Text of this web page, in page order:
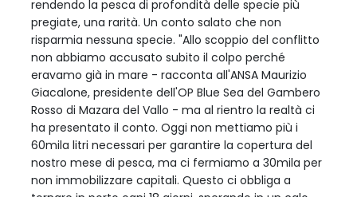
rendendo la pesca di profondità delle specie più
pregiate, una rarità. Un conto salato che non
risparmia nessuna specie. "Allo scoppio del conflitto
non abbiamo accusato subito il colpo perché
eravamo già in mare - racconta all'ANSA Maurizio
Giacalone, presidente dell'OP Blue Sea del Gambero
Rosso di Mazara del Vallo - ma al rientro la realtà ci
ha presentato il conto. Oggi non mettiamo più i
60mila litri necessari per garantire la copertura del
nostro mese di pesca, ma ci fermiamo a 30mila per
non immobilizzare capitali. Questo ci obbliga a